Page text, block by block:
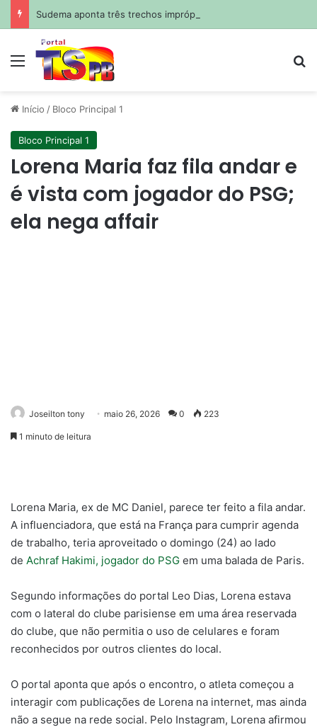
Menu
Início / Bloco Principal 1
Bloco Principal 1
Lorena Maria faz fila andar e
é vista com jogador do PSG;
ela nega affair
Joseilton tony maio 26, 2026 0 223
1 minuto de leitura
Lorena Maria, ex de MC Daniel, parece ter feito a fila andar.
A influenciadora, que está na França para cumprir agenda
de trabalho, teria aproveitado o domingo (24) ao lado
de Achraf Hakimi, jogador do PSG em uma balada de Paris.
Segundo informações do portal Leo Dias, Lorena estava
com o lateral do clube parisiense em uma área reservada
do clube, que não permitia o uso de celulares e foram
reconhecidos por outros clientes do local.
O portal aponta que após o encontro, o atleta começou a
interagir com publicações de Lorena na internet, mas ainda
não a segue na rede social. Pelo Instagram, Lorena afirmou